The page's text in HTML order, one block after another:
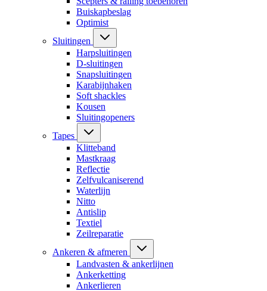
Buiskapbeslag
Optimist
Sluitingen
Harpsluitingen
D-sluitingen
Snapsluitingen
Karabijnhaken
Soft shackles
Kousen
Sluitingopeners
Tapes
Klitteband
Mastkraag
Reflectie
Zelfvulcaniserend
Waterlijn
Nitto
Antislip
Textiel
Zeilreparatie
Ankeren & afmeren
Landvasten & ankerlijnen
Ankerketting
Ankerlieren